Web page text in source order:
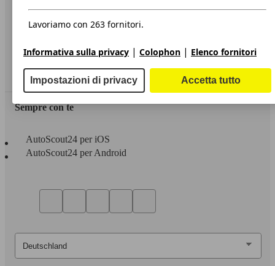
Privacy
Dichiarazione di Accessibilità
Servizi
Area rivenditori
Sempre con te
AutoScout24 per iOS
AutoScout24 per Android
Lavoriamo con 263 fornitori.
Informativa sulla privacy | Colophon | Elenco fornitori
Impostazioni di privacy Accetta tutto